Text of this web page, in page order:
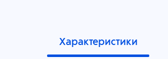
Характеристики